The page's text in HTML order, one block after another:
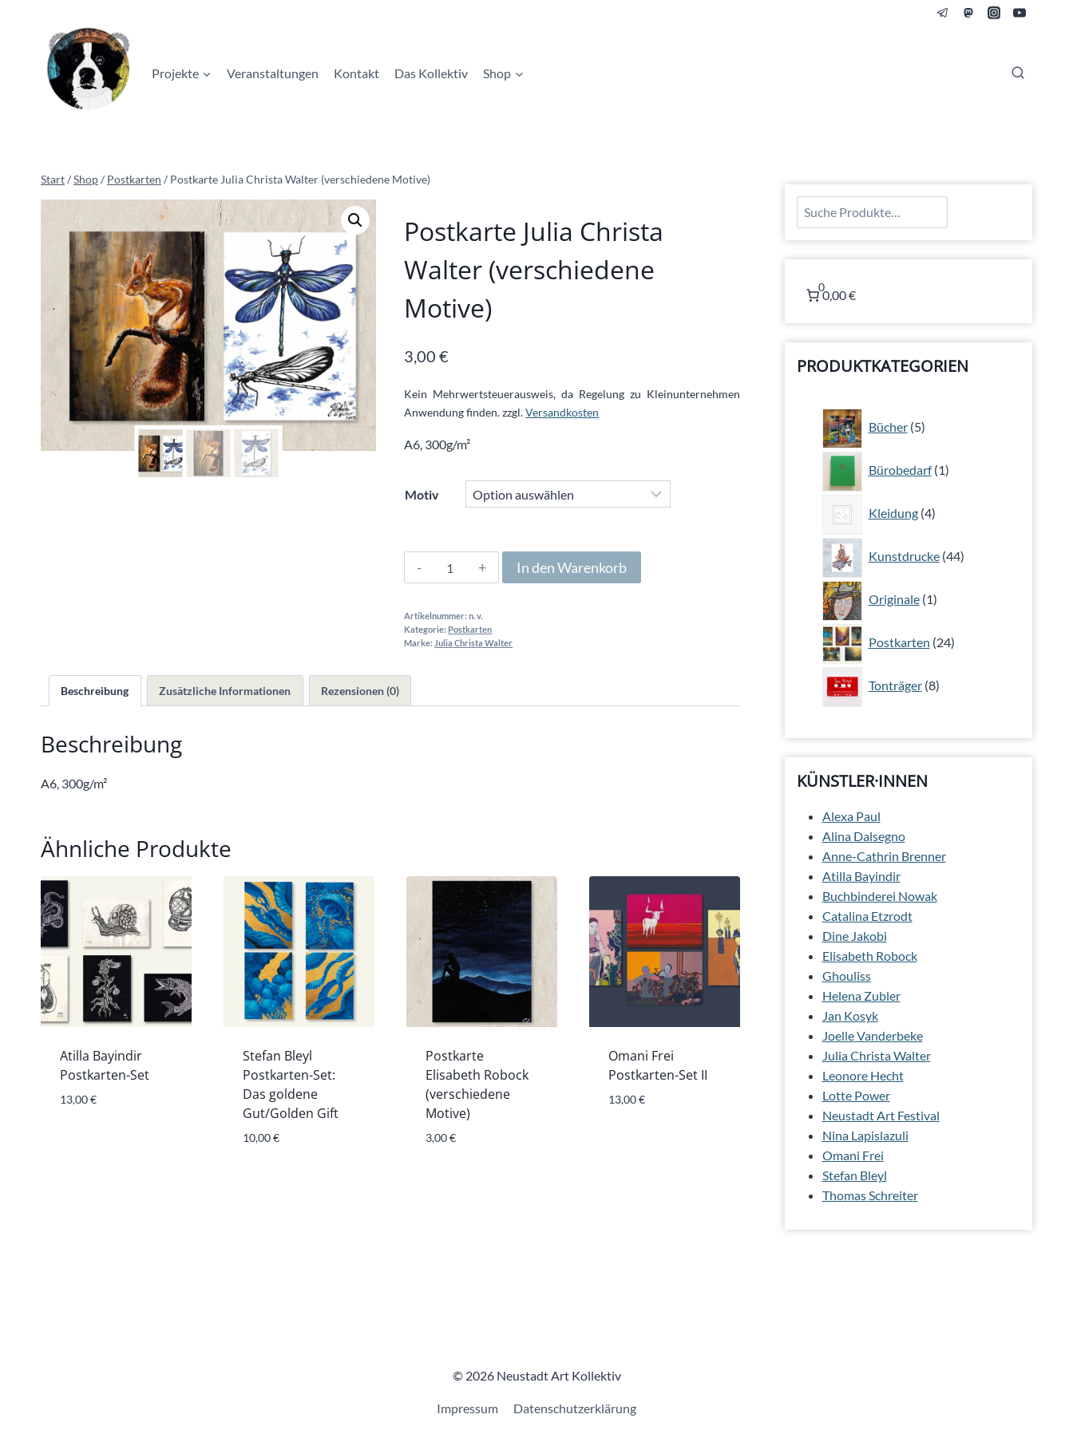
Projekte
Veranstaltungen Kontakt Das Kollektiv Shop
Start/Shop/ Postkarten / Postkarte Julia Christa Walter (verschiedene Motive)
Postkarte Julia Christa
Walter (verschiedene
Motive)
3,00€
Kein Mehrwertsteuerausweis, da Regelung zu Kleinunternehmen
Anwendung finden.zzgl.Versandkosten
A6, 300g/m²
Motiv
Postkarte
Julia
Walter
(verschiedene
In den Warenkorb
Artikelnummer:n. v.
Kategorie: Postkarten
Marke: Julia Christa Walter
Beschreibung Zusätzliche Informationen Rezensionen (0)
Beschreibung
A6, 300g/m²
Ähnliche Produkte
Atilla Bayindir
Postkarten-Set
13,00€
Stefan Bleyl
Postkarten-Set:
Das goldene
Gut/Golden Gift
10,00€
Postkarte
Elisabeth Robock
(verschiedene
Motive)
3,00€
Omani Frei
Postkarten-Set II
13,00€
Suchen
0
0,00 €
PRODUKTKATEGORIEN
Bücher 5
Produkte
Bürobedarf 1
Produkt
Kleidung 4
Produkte
Kunstdrucke 44
Produkte
Originale 1
Produkt
Postkarten 24
Produkte
Tonträger 8
Produkte
KÜNSTLER·INNEN
Alexa Paul
Alina Dalsegno
Anne-Cathrin Brenner
Atilla Bayindir
Buchbinderei Nowak
Catalina Etzrodt
Dine Jakobi
Elisabeth Robock
Ghouliss
Helena Zubler
Jan Kosyk
Joelle Vanderbeke
Julia Christa Walter
Leonore Hecht
Lotte Power
Neustadt Art Festival
Nina Lapislazuli
Omani Frei
Stefan Bleyl
Thomas Schreiter
© 2026 Neustadt Art Kollektiv
Impressum Datenschutzerklärung